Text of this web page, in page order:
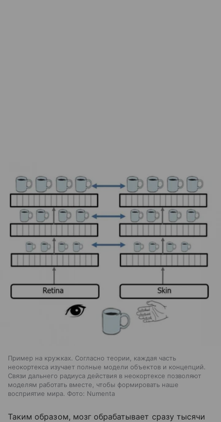
Пример на кружках. Согласно теории, каждая часть
неокортекса изучает полные модели объектов и концепций.
Связи дальнего радиуса действия в неокортексе позволяют
моделям работать вместе, чтобы формировать наше
восприятие мира. Фото: Numenta
Таким образом, мозг обрабатывает сразу тысячи